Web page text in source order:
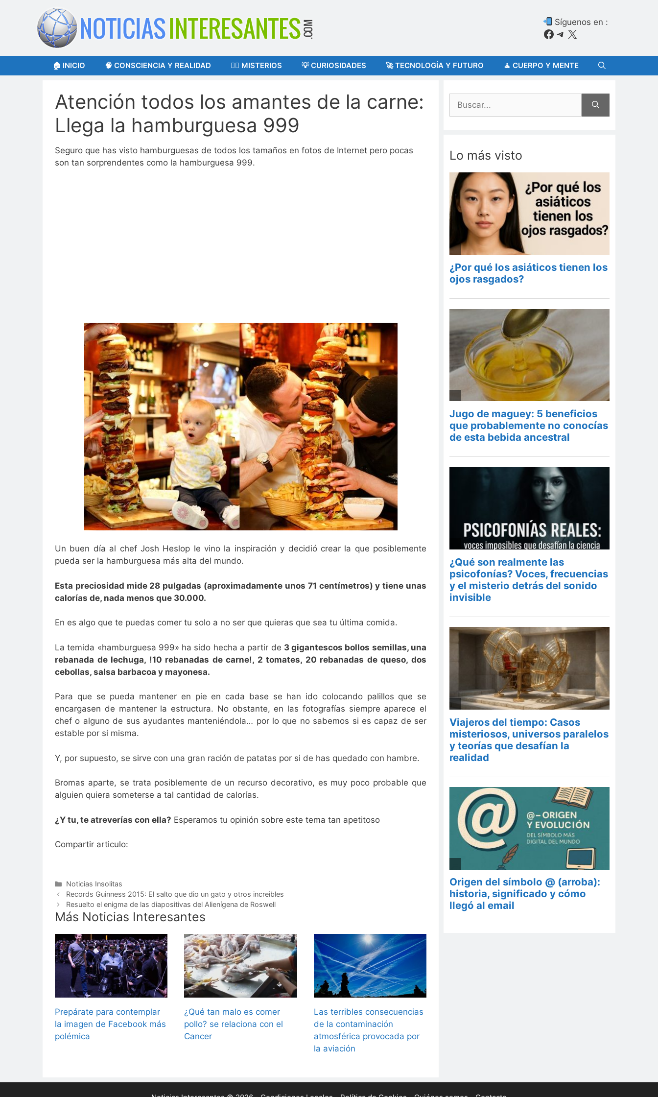
contenido
Síguenos en :
Facebook
Telegram
X
🏠 INICIO 🧠 CONSCIENCIA Y REALIDAD 🕵️‍♂️ MISTERIOS 💡 CURIOSIDADES 🚀 TECNOLOGÍA Y FUTURO 🧘 CUERPO Y MENTE
Atención todos los amantes de la carne:
Llega la hamburguesa 999
Seguro que has visto hamburguesas de todos los tamaños en fotos de Internet pero pocas
son tan sorprendentes como la hamburguesa 999.
Un buen día al chef Josh Heslop le vino la inspiración y decidió crear la que posiblemente
pueda ser la hamburguesa más alta del mundo.
Esta preciosidad mide 28 pulgadas (aproximadamente unos 71 centímetros) y tiene unas
calorías de, nada menos que 30.000.
En es algo que te puedas comer tu solo a no ser que quieras que sea tu última comida.
La temida «hamburguesa 999» ha sido hecha a partir de 3 gigantescos bollos semillas, una
rebanada de lechuga, !10 rebanadas de carne!, 2 tomates, 20 rebanadas de queso, dos
cebollas, salsa barbacoa y mayonesa.
Para que se pueda mantener en pie en cada base se han ido colocando palillos que se
encargasen de mantener la estructura. No obstante, en las fotografías siempre aparece el
chef o alguno de sus ayudantes manteniéndola… por lo que no sabemos si es capaz de ser
estable por si misma.
Y, por supuesto, se sirve con una gran ración de patatas por si de has quedado con hambre.
Bromas aparte, se trata posiblemente de un recurso decorativo, es muy poco probable que
alguien quiera someterse a tal cantidad de calorías.
¿Y tu, te atreverías con ella? Esperamos tu opinión sobre este tema tan apetitoso
Compartir articulo:
Categorías
Noticias Insolitas
Records Guinness 2015: El salto que dio un gato y otros increibles
Resuelto el enigma de las diapositivas del Alienígena de Roswell
Más Noticias Interesantes
Prepárate para contemplar
la imagen de Facebook más
polémica
¿Qué tan malo es comer
pollo? se relaciona con el
Cancer
Las terribles consecuencias
de la contaminación
atmosférica provocada por
la aviación
Buscar:
Lo más visto